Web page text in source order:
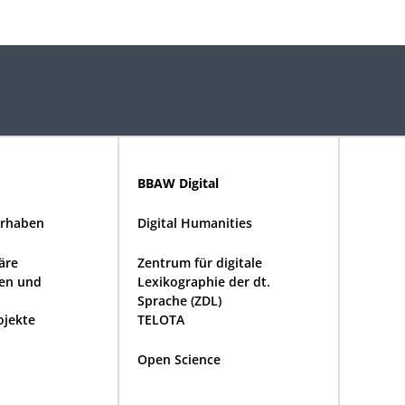
und
BBAW Digital
Digital Humanities
Zentrum für digitale
Lexikographie der dt.
Sprache (ZDL)
TELOTA
Open Science